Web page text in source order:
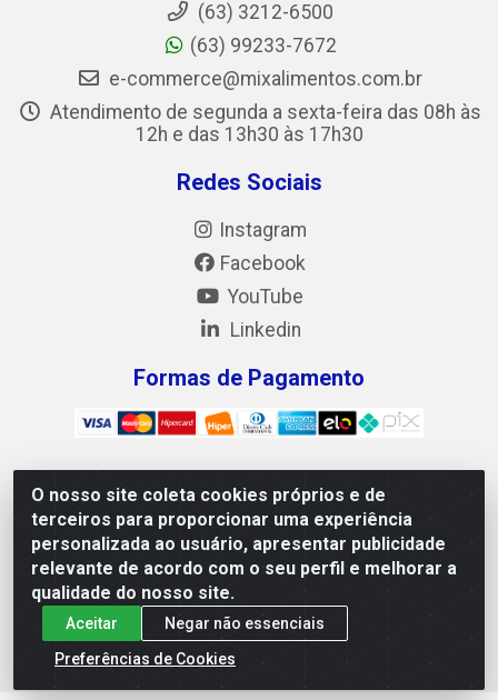
O nosso site coleta cookies próprios e de
terceiros para proporcionar uma experiência
personalizada ao usuário, apresentar publicidade
relevante de acordo com o seu perfil e melhorar a
qualidade do nosso site.
Aceitar
Negar não essenciais
Preferências de Cookies
(63) 3212-6500
(63) 99233-7672
e-commerce@mixalimentos.com.br
Atendimento de segunda a sexta-feira das 08h às
12h e das 13h30 às 17h30
Redes Sociais
Instagram
Facebook
YouTube
Linkedin
Formas de Pagamento
Mix Alimentos LTDA - Quadra Asr Ne 55 (412 Norte), Alameda
02, S/N - Plano Diretor Norte, Palmas/TO - CEP 77.006-540 -
CNPJ 05.922.500/0001-02